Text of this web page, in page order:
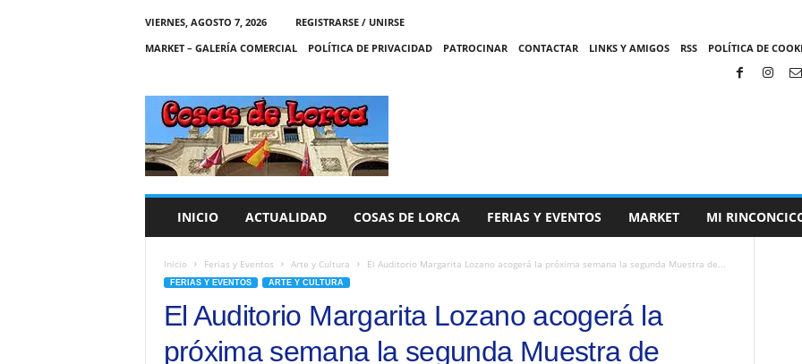
VIERNES, AGOSTO 7, 2026
REGISTRARSE / UNIRSE
MARKET – GALERÍA COMERCIAL
POLÍTICA DE PRIVACIDAD PATROCINAR CONTACTAR LINKS Y AMIGOS RSS POLÍTICA DE
C
A
S
INICIO ACTUALIDAD COSAS DE LORCA FERIAS Y EVENTOS MARKET MI
Inicio Ferias y Eventos Arte y Cultura El Auditorio Margarita Lozano acogerá la próxima semana la segunda Muestra de...
FERIAS Y EVENTOS ARTE Y CULTURA
El Auditorio Margarita Lozano acogerá la
próxima semana la segunda Muestra de